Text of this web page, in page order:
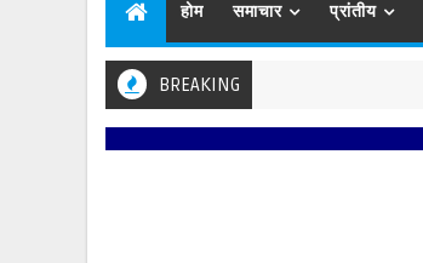
होम समाचार प्रांतीय
BREAKING